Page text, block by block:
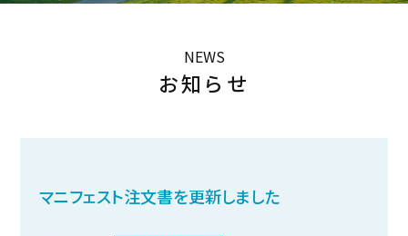
NEWS
お知らせ
マニフェスト注文書を更新しました